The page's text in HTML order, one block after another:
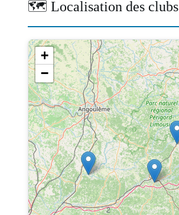
🗺️ Localisation des clubs
2
+
−